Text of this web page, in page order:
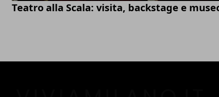
Teatro alla Scala: visita, backstage e